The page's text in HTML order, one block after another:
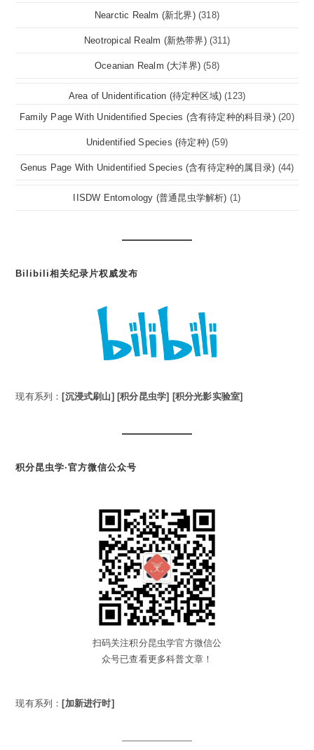
Nearctic Realm (新北界) (318)
Neotropical Realm (新热带界) (311)
Oceanian Realm (大洋界) (58)
Area of Unidentification (待定种区域) (123)
Family Page With Unidentified Species (含有待定种的科目录) (20)
Unidentified Species (待定种) (59)
Genus Page With Unidentified Species (含有待定种的属目录) (44)
IISDW Entomology (普通昆虫学解析) (1)
Bilibili相关纪录片权威发布
现有系列： [沉浸式刷山] [积分昆虫学] [积分光影实验室]
积分昆虫学·官方微信公众号
扫码关注积分昆虫学官方微信公
众号已查看更多科普文章！
现有系列： [加新进行时]